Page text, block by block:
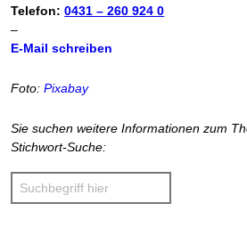
Telefon:0431 – 260 924 0
–
E-Mail schreiben
Foto:Pixabay
Sie suchen weitere Informationen zum
Stichwort-Suche: